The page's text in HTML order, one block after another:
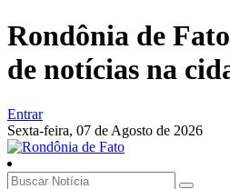
Rondônia de
de notícias na
Entrar
Sexta-feira, 07 de Agosto de 2026